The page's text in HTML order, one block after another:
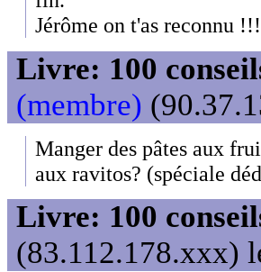
Jérôme on t'as reconnu !!!
Livre: 100
(membre)
Manger des pâtes aux
aux ravitos? (spéciale
Livre: 100
(83.112.178.xxx)